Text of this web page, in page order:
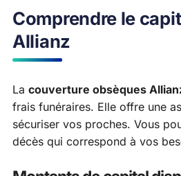
Comprendre le
Allianz
La couverture obsèques
frais funéraires. Elle offre une
sécuriser vos proches. Vous
décès qui correspond à vos